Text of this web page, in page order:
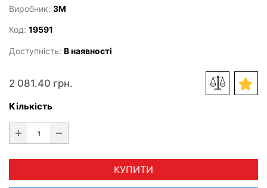
Виробник: 3M
Код: 19591
Доступність: В наявності
2 081.40 грн.
Кількість
КУПИТИ